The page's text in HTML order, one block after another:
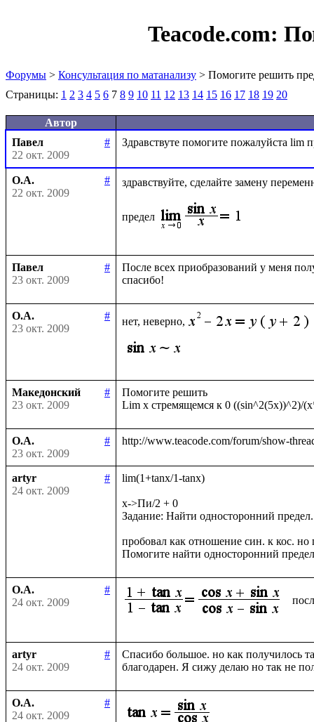
Teacode.com:
Форумы > Консультация по матанализу > Помогите решить
Страницы: 1 2 3 4 5 6 7 8 9 10 11 12 13 14 15 16 17 18 19 20
Автор
Павел
#
22 окт. 2009
О.А.
#
22 окт. 2009
здравствуйте, сделайте замену
предел
Павел
#
23 окт. 2009
После всех приобразований у меня
О.А.
#
23 окт. 2009
нет, неверно,
Македонский
#
23 окт. 2009
Помогите решить
О.А.
#
23 окт. 2009
artyr
#
24 окт. 2009
lim(1+tanx/1-tanx)
x->Пи/2 + 0
Задание: Найти односторонний предел.
пробовал как отношение син. к кос. но
О.А.
#
24 окт. 2009
artyr
#
24 окт. 2009
Спасибо большое. но как получилось
О.А.
#
24 окт. 2009